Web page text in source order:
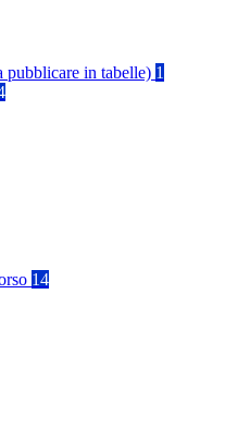
pubblicare in tabelle) 1
14